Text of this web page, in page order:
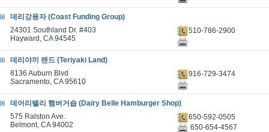
데리강융자 (Coast Funding Group)
24301 Southland Dr. #403
Hayward, CA 94545
510-786-2900
데리야끼 랜드 (Teriyaki Land)
8136 Auburn Blvd
Sacramento, CA 95610
916-729-3474
데어리밸리 햄버거숍 (Dairy Belle Hamburger Shop)
575 Ralston Ave.
Belmont, CA 94002
650-592-0505
650-654-4567